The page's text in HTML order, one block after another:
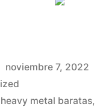
noviembre 7, 2022
metal baratas,